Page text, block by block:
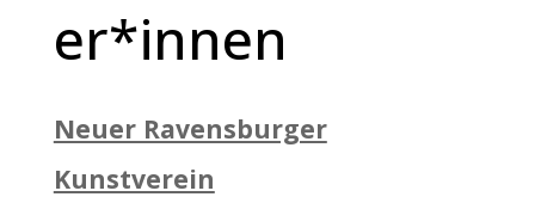
er*innen
Neuer Ravensburger
Kunstverein